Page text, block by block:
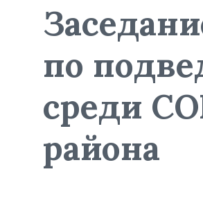
по
среди
района